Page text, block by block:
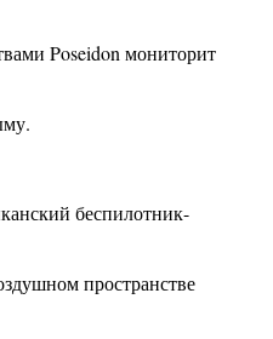
Poseidon мониторит
беспилотник-
пространстве